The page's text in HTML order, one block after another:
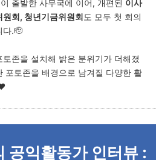
출발한 사무국에 이어, 개편된 이사
원회, 청년기금위원회도 모두 첫 회의
다.🫡
존을 설치해 밝은 분위기가 더해졌
포토존을 배경으로 남겨질 다양한 활
공익활동가 인터뷰 :